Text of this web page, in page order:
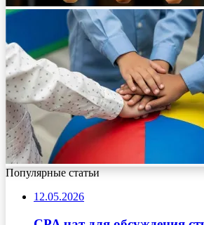
Популярные статьи
12.05.2026